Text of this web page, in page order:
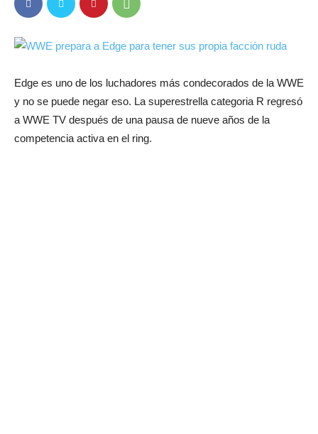
Edge es uno de los luchadores más condecorados de la WWE
y no se puede negar eso. La superestrella categoria R regresó
a WWE TV después de una pausa de nueve años de la
competencia activa en el ring.